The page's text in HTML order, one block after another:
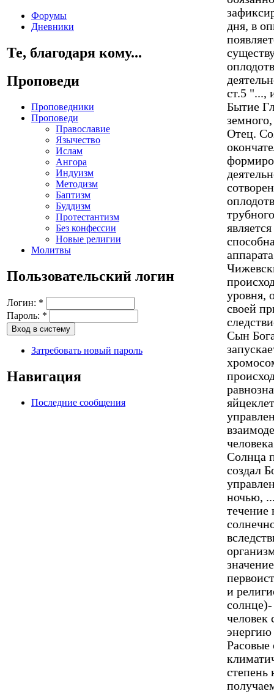
Форумы
Дневники
Те, благодаря кому...
Проповеди
Проповедники
Проповеди
Православие
Язычество
Ислам
Ангора
Индуизм
Методизм
Баптизм
Буддизм
Протестантизм
Без конфессии
Новые религии
Молитвы
Пользовательский логин
Логин: *
Пароль: *
Затребовать новый пароль
Навигация
Последние сообщения